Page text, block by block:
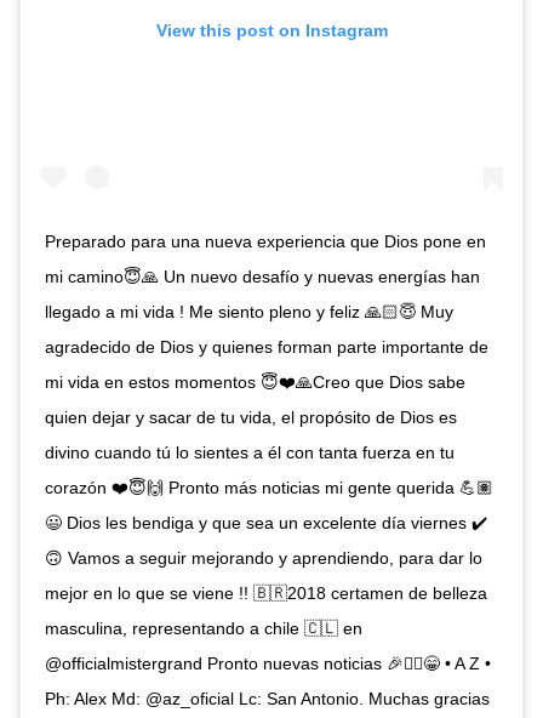
View this post on Instagram
Preparado para una nueva experiencia que Dios pone en
mi camino😇🙏 Un nuevo desafío y nuevas energías han
llegado a mi vida ! Me siento pleno y feliz 🙏🏻😇 Muy
agradecido de Dios y quienes forman parte importante de
mi vida en estos momentos 😇❤️🙏Creo que Dios sabe
quien dejar y sacar de tu vida, el propósito de Dios es
divino cuando tú lo sientes a él con tanta fuerza en tu
corazón ❤️😇🙌 Pronto más noticias mi gente querida 💪🏽
😃 Dios les bendiga y que sea un excelente día viernes ✔️
🙃 Vamos a seguir mejorando y aprendiendo, para dar lo
mejor en lo que se viene !! 🇧🇷2018 certamen de belleza
masculina, representando a chile 🇨🇱 en
@officialmistergrand Pronto nuevas noticias 🎉☝🏼😁 • A Z •
Ph: Alex Md: @az_oficial Lc: San Antonio. Muchas gracias